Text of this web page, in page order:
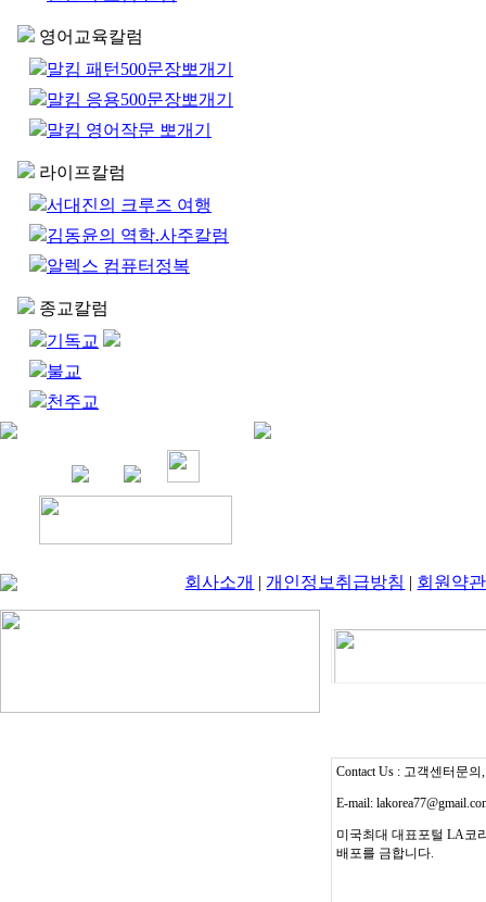
영어교육칼럼
말킴 패턴500문장뽀개기
말킴 응용500문장뽀개기
말킴 영어작문 뽀개기
라이프칼럼
서대진의 크루즈 여행
김동윤의 역학.사주칼럼
알렉스 컴퓨터정복
종교칼럼
기독교
불교
천주교
회사소개 |개인정보취급방침 | 회원약관
Contact Us : 고객센터문의
E-mail:
미국최대 대표포털 LA코
배포를 금합니다.